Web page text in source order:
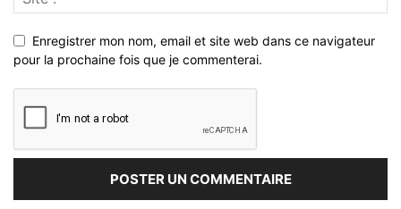
Enregistrer mon nom, email et site web dans ce navigateur
pour la prochaine fois que je commenterai.